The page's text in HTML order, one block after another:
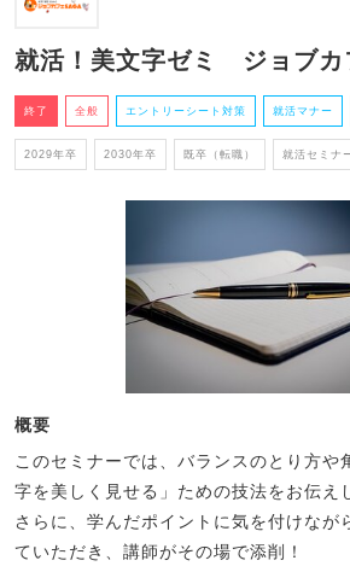
就活！美文字ゼミ ジョブカ
終了 全般 エントリーシート対策 就活マナー
2029年卒 2030年卒 既卒（転職） 就活セミナ
概要
このセミナーでは、バランスのとり方や
字を美しく見せる」ための技法をお伝え
さらに、学んだポイントに気を付けなが
ていただき、講師がその場で添削！